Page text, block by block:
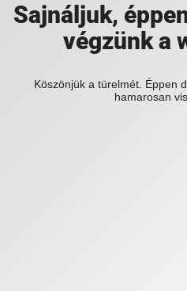
Sajnáljuk,
végzünk a
Köszönjük a türelmét. Éppen
hamarosan